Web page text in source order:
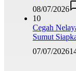
08/07/2026
10
Cegah
Sumut
07/07/2026